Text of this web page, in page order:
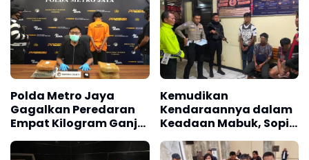
Polda Metro Jaya
Gagalkan Peredaran
Empat Kilogram Ganja
di Jakbar
Kemudikan
Kendaraannya dalam
Keadaan Mabuk, Sopir
Angkot Diamankan
Polisi